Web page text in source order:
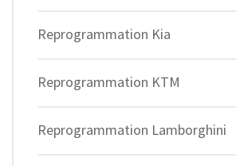
Reprogrammation Kia
Reprogrammation KTM
Reprogrammation Lamborghini